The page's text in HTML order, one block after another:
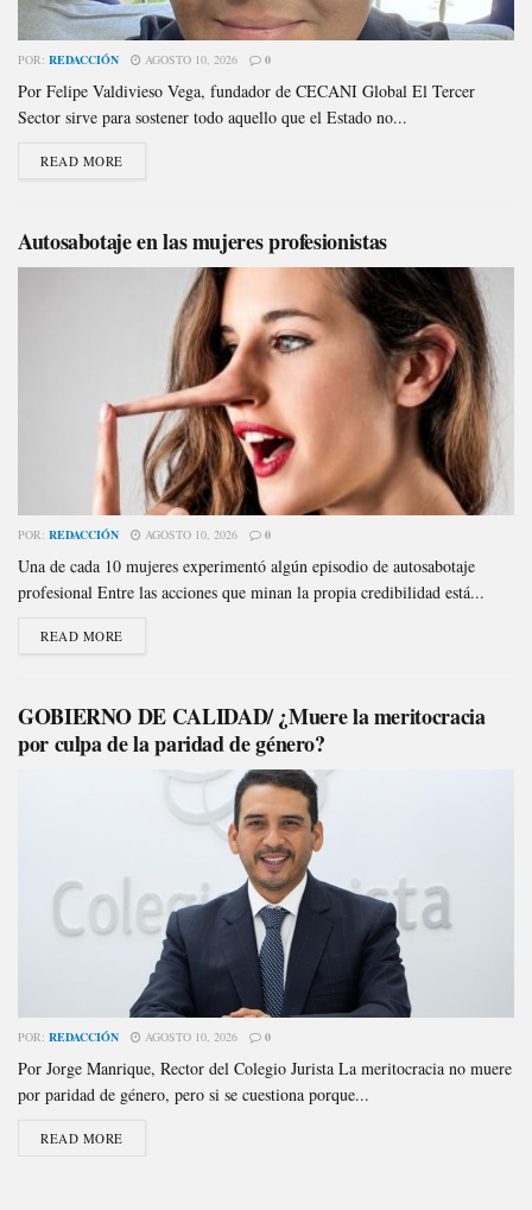
POR: REDACCIÓN AGOSTO 10, 2026 0
Por Felipe Valdivieso Vega, fundador de CECANI Global El Tercer
Sector sirve para sostener todo aquello que el Estado no...
READ MORE
Autosabotaje en las mujeres profesionistas
POR: REDACCIÓN AGOSTO 10, 2026 0
Una de cada 10 mujeres experimentó algún episodio de autosabotaje
profesional Entre las acciones que minan la propia credibilidad está...
READ MORE
GOBIERNO DE CALIDAD/ ¿Muere la meritocracia
por culpa de la paridad de género?
POR: REDACCIÓN AGOSTO 10, 2026 0
Por Jorge Manrique, Rector del Colegio Jurista La meritocracia no muere
por paridad de género, pero si se cuestiona porque...
READ MORE